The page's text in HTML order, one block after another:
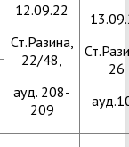
12.09.22
Ст.Разина,
22/48,
ауд. 208-
209
26